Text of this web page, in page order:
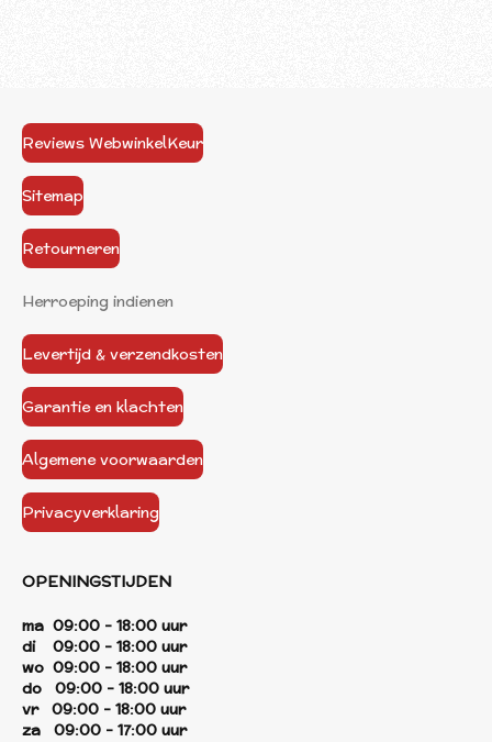
Reviews WebwinkelKeur
Sitemap
Retourneren
Herroeping indienen
Levertijd & verzendkosten
Garantie en klachten
Algemene voorwaarden
Privacyverklaring
OPENINGSTIJDEN
ma 09:00 - 18:00 uur
di 09:00 - 18:00 uur
wo 09:00 - 18:00 uur
do 09:00 - 18:00 uur
vr 09:00 - 18:00 uur
za 09:00 - 17:00 uur